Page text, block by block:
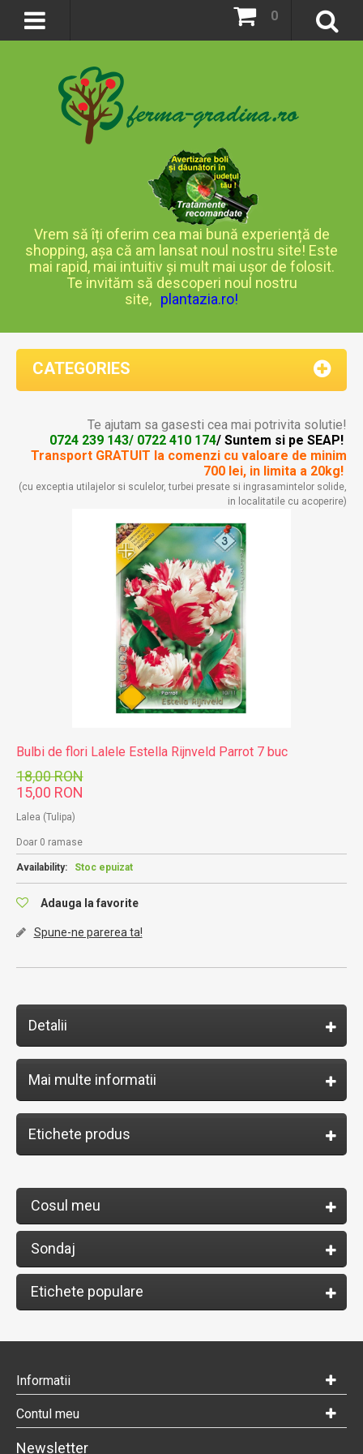
0
Vrem să îți oferim cea mai bună experiență de
shopping, așa că am lansat noul nostru site! Este
mai rapid, mai intuitiv și mult mai ușor de folosit.
Te invităm să descoperi noul nostru
site, plantazia.ro!
CATEGORIES
Te ajutam sa gasesti cea mai potrivita solutie!
0724 239 143/ 0722 410 174/ Suntem si pe SEAP!
Transport GRATUIT la comenzi cu valoare de minim
700 lei, in limita a 20kg!
(cu exceptia utilajelor si sculelor, turbei presate si ingrasamintelor solide,
in localitatile cu acoperire)
Bulbi de flori Lalele Estella Rijnveld Parrot 7 buc
18,00 RON
15,00 RON
Lalea (Tulipa)
Doar 0 ramase
Availability: Stoc epuizat
Adauga la favorite
Spune-ne parerea ta!
Detalii
Mai multe informatii
Etichete produs
Cosul meu
Sondaj
Etichete populare
Informatii
Contul meu
Newsletter